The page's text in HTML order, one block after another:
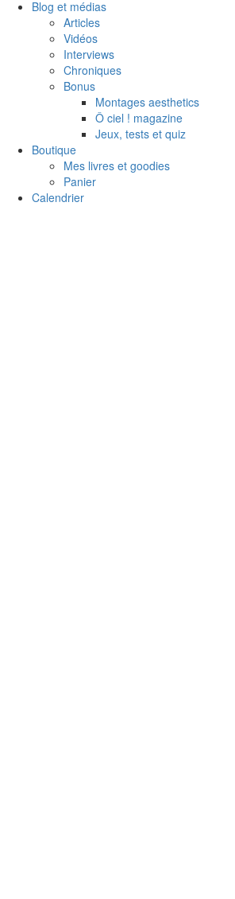
Blog et médias
Articles
Vidéos
Interviews
Chroniques
Bonus
Montages aesthetics
Ô ciel ! magazine
Jeux, tests et quiz
Boutique
Mes livres et goodies
Panier
Calendrier